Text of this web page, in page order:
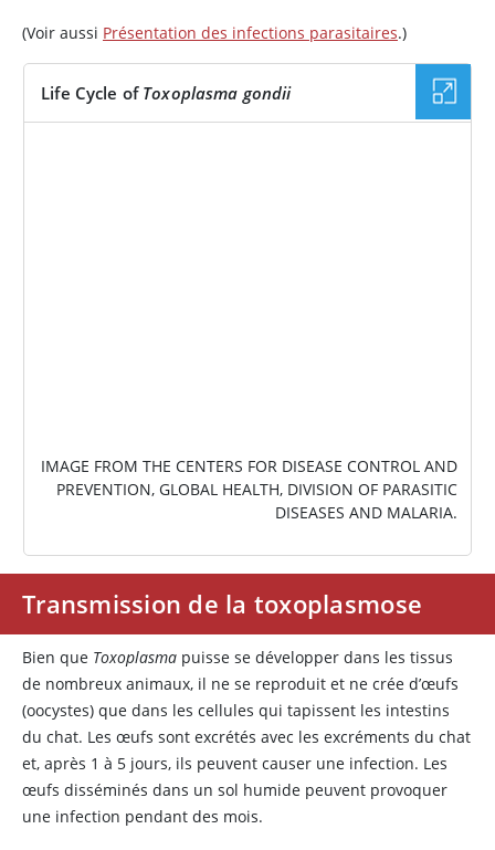
(Voir aussi Présentation des infections parasitaires.)
Life Cycle of Toxoplasma gondii
IMAGE FROM THE CENTERS FOR DISEASE CONTROL AND
PREVENTION, GLOBAL HEALTH, DIVISION OF PARASITIC
DISEASES AND MALARIA.
Transmission de la toxoplasmose
Bien que Toxoplasma puisse se développer dans les tissus
de nombreux animaux, il ne se reproduit et ne crée d’œufs
(oocystes) que dans les cellules qui tapissent les intestins
du chat. Les œufs sont excrétés avec les excréments du chat
et, après 1 à 5 jours, ils peuvent causer une infection. Les
œufs disséminés dans un sol humide peuvent provoquer
une infection pendant des mois.